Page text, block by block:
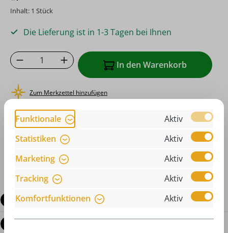
Inhalt: 1 Stück
Die Lieferung ist in 1-3 Tagen bei Ihnen
Produkt Anzahl: Gib den gewünschten
In den Warenkorb
Zum Merkzettel hinzufügen
oder sofort bestellen mit
Beschreibung
Funktionale
Aktiv
Statistiken
Aktiv
Marketing
Aktiv
Tracking
Aktiv
Komfortfunktionen
Aktiv